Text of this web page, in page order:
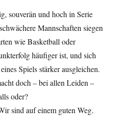
souverän und hoch in Serie
Mannschaften siegen
wie Basketball oder
häufiger ist, und sich
Spiels stärker ausgleichen.
doch – bei allen Leiden –
oder?
sind auf einem guten Weg.